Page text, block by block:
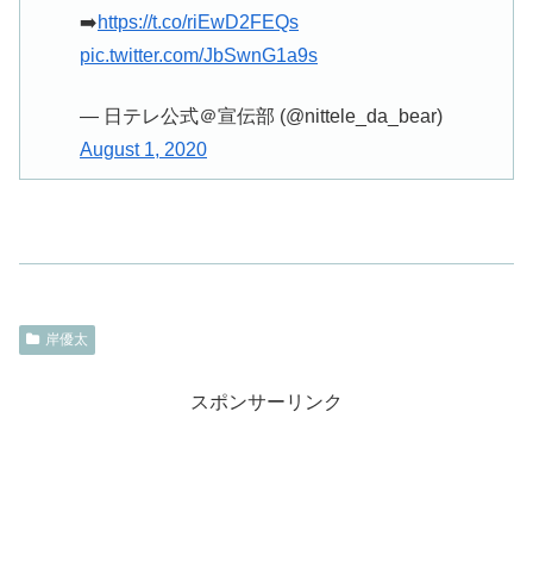
➡️https://t.co/riEwD2FEQs
pic.twitter.com/JbSwnG1a9s
— 日テレ公式＠宣伝部 (@nittele_da_bear)
August 1, 2020
岸優太
スポンサーリンク